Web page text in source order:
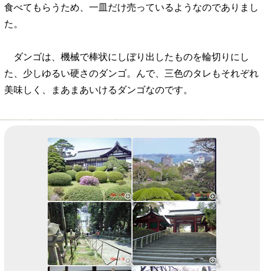
食べてもらうため、一皿だけ売っているようなのでありまし
た。
ダンゴは、機械で棒状にしぼり出したものを輪切りにし
た、少しゆるい硬さのダンゴ。んで、三色のタレもそれぞれ
美味しく、まあまあいけるダンゴなのです。